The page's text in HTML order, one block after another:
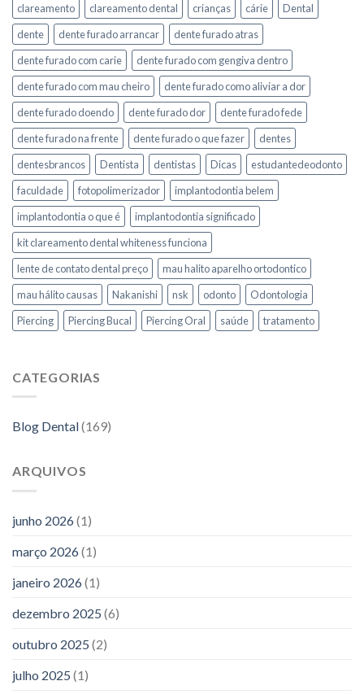
clareamento
clareamento dental crianças cárie
Dental
dente
dente furado arrancar
dente furado atras
dente furado com carie
dente furado com gengiva dentro
dente furado com mau cheiro
dente furado como aliviar a dor
dente furado doendo
dente furado dor
dente furado fede
dente furado na frente
dente furado o que fazer
dentes
dentesbrancos
Dentista dentistas Dicas
estudantedeodonto
faculdade
fotopolimerizador
implantodontia belem
implantodontia o que é
implantodontia significado
kit clareamento dental whiteness funciona
lente de contato dental preço
mau halito aparelho ortodontico
mau hálito causas
Nakanishi nsk odonto
Odontologia
Piercing
Piercing Bucal Piercing Oral saúde tratamento
CATEGORIAS
Blog Dental(169)
ARQUIVOS
junho 2026(1)
março 2026(1)
janeiro 2026(1)
dezembro 2025 (6)
outubro 2025 (2)
julho 2025 (1)